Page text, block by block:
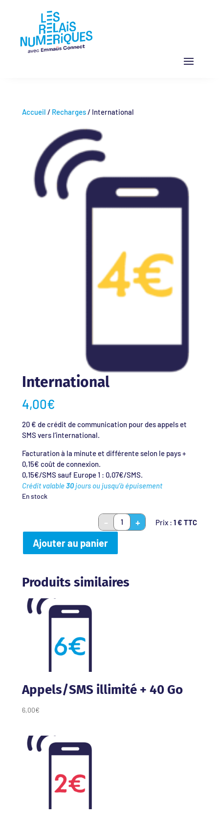
Accueil / Recharges/ International
International
4,00€
20 € de crédit de communication pour des appels et
SMS vers l’international.
Facturation à la minute et différente selon le pays +
0,15€ coût de connexion.
0,15€/SMS sauf Europe 1 : 0,07€/SMS.
Crédit valable30jours ou jusqu’à épuisement
En stock
quantité
International
Prix :1€ TTC
Ajouter au panier
Produits similaires
Appels/SMS illimité + 40 Go
6,00€